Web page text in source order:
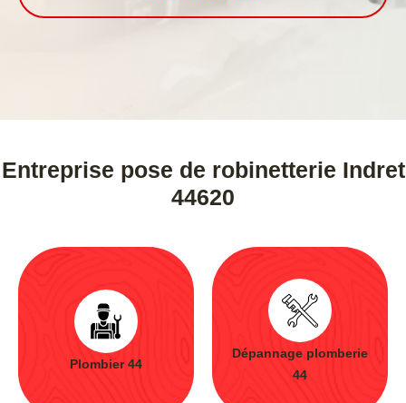
Entreprise pose de robinetterie Indret
44620
Plombier 44
Dépannage plomberie
44